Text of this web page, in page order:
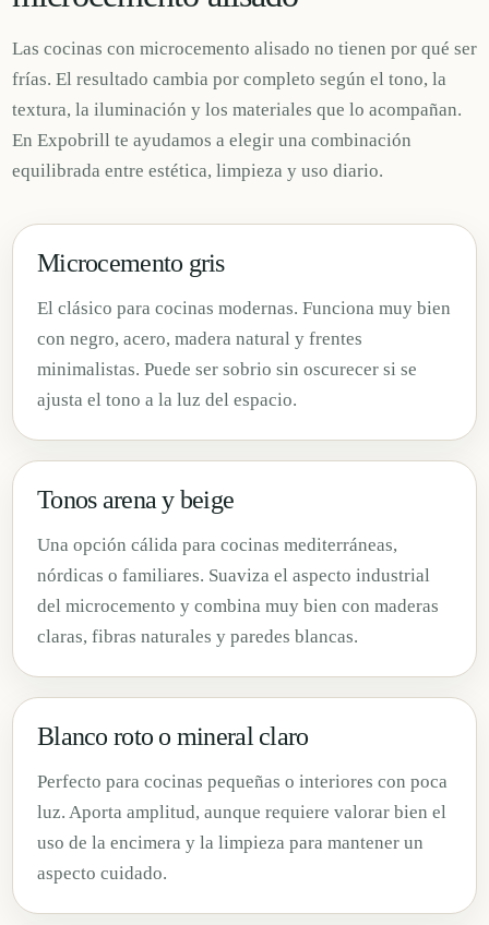
Las cocinas con microcemento alisado no tienen por qué ser
frías. El resultado cambia por completo según el tono, la
textura, la iluminación y los materiales que lo acompañan.
En Expobrill te ayudamos a elegir una combinación
equilibrada entre estética, limpieza y uso diario.
Microcemento gris
El clásico para cocinas modernas. Funciona muy bien
con negro, acero, madera natural y frentes
minimalistas. Puede ser sobrio sin oscurecer si se
ajusta el tono a la luz del espacio.
Tonos arena y beige
Una opción cálida para cocinas mediterráneas,
nórdicas o familiares. Suaviza el aspecto industrial
del microcemento y combina muy bien con maderas
claras, fibras naturales y paredes blancas.
Blanco roto o mineral claro
Perfecto para cocinas pequeñas o interiores con poca
luz. Aporta amplitud, aunque requiere valorar bien el
uso de la encimera y la limpieza para mantener un
aspecto cuidado.